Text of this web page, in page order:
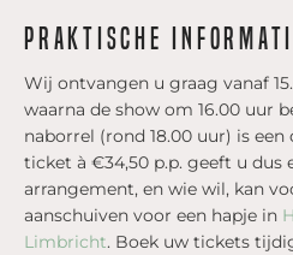
Praktische
Wij ontvangen u graag vanaf
waarna de show om 16.00 uur
naborrel (rond 18.00 uur) is
ticket à €34,50 p.p. geeft u dus
arrangement, en wie wil, kan
aanschuiven voor een hapje in
Limbricht. Boek uw tickets